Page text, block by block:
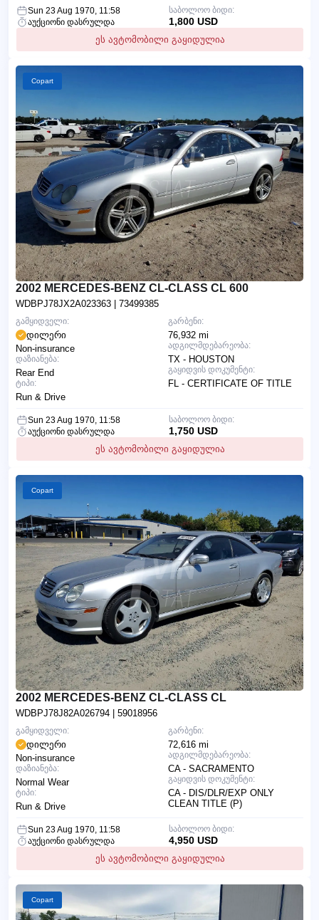
Sun 23 Aug 1970, 11:58
აუქციონი დასრულდა
ეს ავტომობილი გაყიდულია
საბოლოო ბიდი:
1,800 USD
Copart
2002 MERCEDES-BENZ CL-CLASS CL 600
WDBPJ78JX2A023363 | 73499385
გარბენი:
76,932 mi
ადგილმდებარეობა:
TX - HOUSTON
გაყიდვის დოკუმენტი:
FL - CERTIFICATE OF TITLE
გამყიდველი:
დილერი
Non-insurance
დაზიანება:
Rear End
ტიპი:
Run & Drive
Sun 23 Aug 1970, 11:58
აუქციონი დასრულდა
ეს ავტომობილი გაყიდულია
საბოლოო ბიდი:
1,750 USD
Copart
2002 MERCEDES-BENZ CL-CLASS CL
WDBPJ78J82A026794 | 59018956
გარბენი:
72,616 mi
ადგილმდებარეობა:
CA - SACRAMENTO
გაყიდვის დოკუმენტი:
CA - DIS/DLR/EXP ONLY
CLEAN TITLE (P)
გამყიდველი:
დილერი
Non-insurance
დაზიანება:
Normal Wear
ტიპი:
Run & Drive
Sun 23 Aug 1970, 11:58
აუქციონი დასრულდა
ეს ავტომობილი გაყიდულია
საბოლოო ბიდი:
4,950 USD
Copart